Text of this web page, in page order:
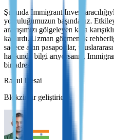
Şu anda Immigrant Invest
yolculuğumuzun başındayız.
arayışımızı gölgeleyen kafa
kaldırdı. Uzman göçmenlik
sadece altın pasaportlar,
hakkında bilgi arıyorsanız,
bir adres!
Rahul Desai
Blokzincir geliştiricisi